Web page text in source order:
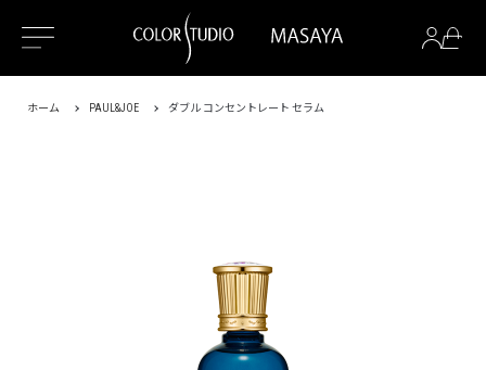
ホーム PAUL&JOE ダブル コンセントレート セラム